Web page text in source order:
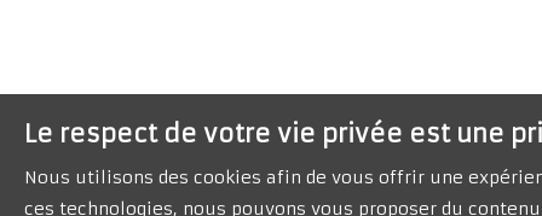
Le respect de votre vie privée est une
Nous utilisons des cookies afin de vous offrir une
ces technologies, nous pouvons vous proposer du